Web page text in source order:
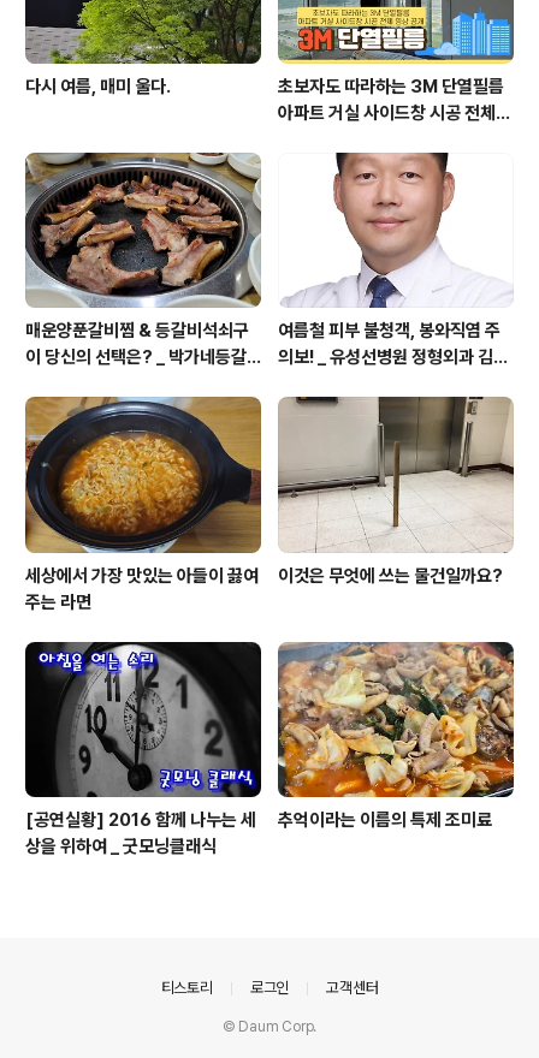
다시 여름, 매미 울다.
초보자도 따라하는 3M 단열필름
아파트 거실 사이드창 시공 전체
매운양푼갈비찜 & 등갈비석쇠구
이 당신의 선택은? _ 박가네등갈
여름철 피부 불청객, 봉와직염 주
의보! _ 유성선병원 정형외과 김의
세상에서 가장 맛있는 아들이 끓여
주는 라면
이것은 무엇에 쓰는 물건일까요?
[공연실황] 2016 함께 나누는 세
상을 위하여 _ 굿모닝클래식
추억이라는 이름의 특제 조미료
티스토리 로그인 고객센터
© Daum Corp.